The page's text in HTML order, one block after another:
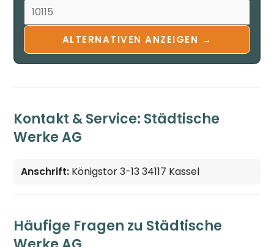
ALTERNATIVEN ANZEIGEN →
Kontakt & Service: Städtische
Werke AG
Anschrift: Königstor 3-13 34117 Kassel
Häufige Fragen zu Städtische